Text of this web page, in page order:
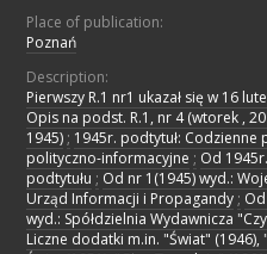
Place of publication:
Poznań
Description:
Pierwszy R.1 nr1 ukazał się w 16
Opis na podst. R.1, nr 4 (wtorek ,
1945) ; 1945r. podtytuł: Codzienne
polityczno-informacyjne ; Od
podtytułu ; Od nr 1(1945) wyd.:
Urząd Informacji i Propagandy ;
wyd.: Spółdzielnia Wydawnicza
Liczne dodatki m.in. "Świat" (1946),